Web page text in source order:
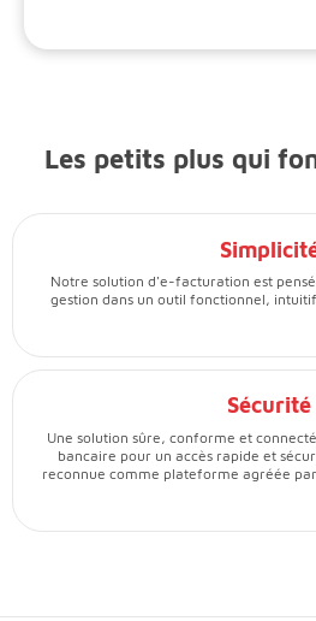
Les petits plus qui
Notre solution d'e-facturation est
gestion dans un outil fonctionnel,
Sécurité
Une solution sûre, conforme et
bancaire pour un accès rapide et
reconnue comme plateforme agréée par